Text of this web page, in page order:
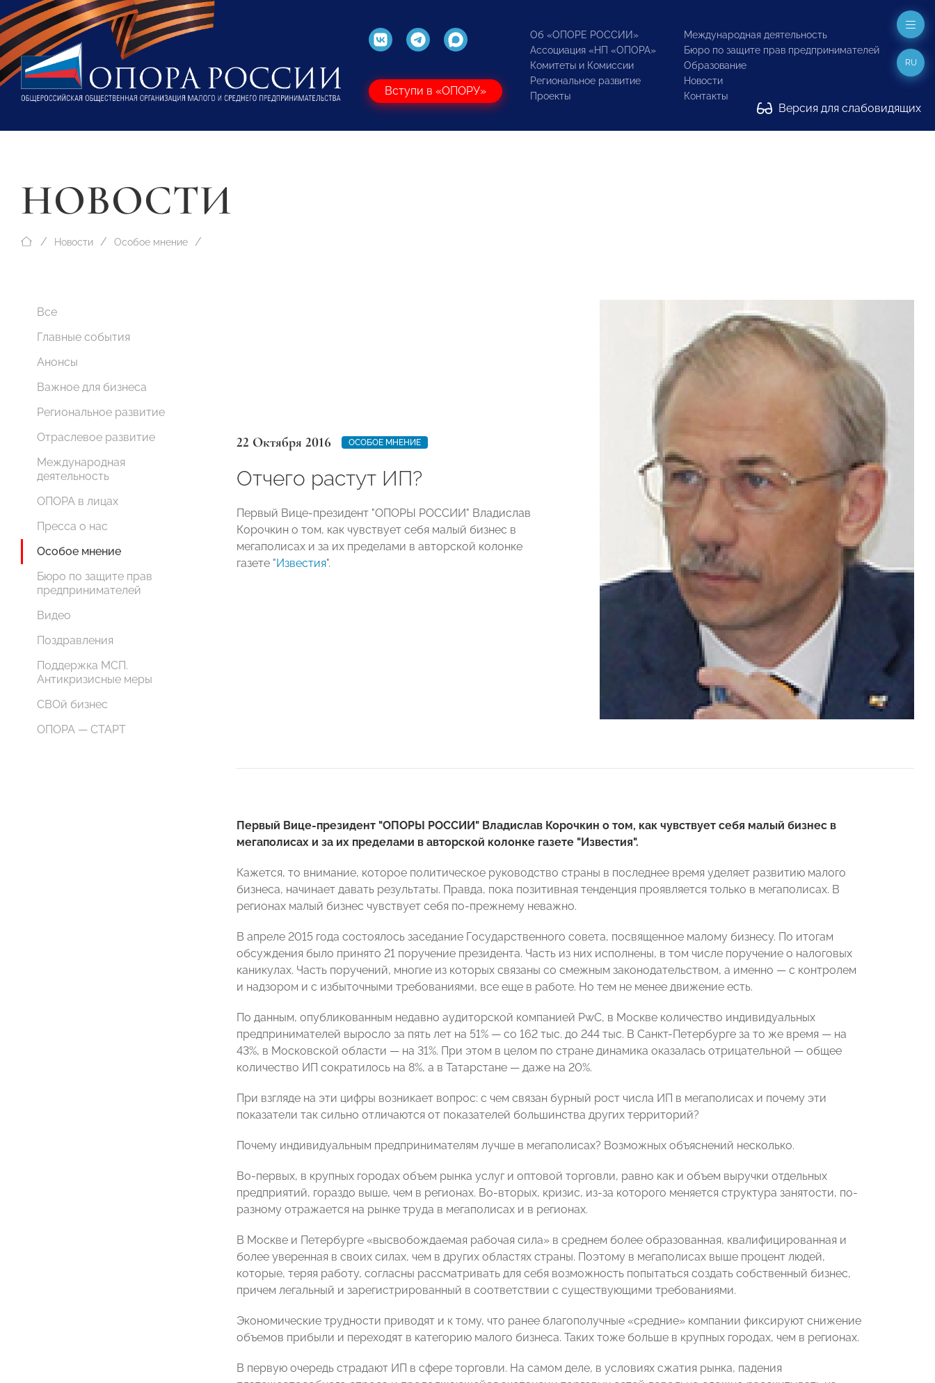
Вступи в «ОПОРУ»
Об «ОПОРЕ РОССИИ»
Ассоциация «НП «ОПОРА»
Комитеты и Комиссии
Региональное развитие
Проекты
Международная деятельность
Бюро по защите прав предпринимателей
Образование
Новости
Контакты
Версия для слабовидящих
RU
НОВОСТИ
Новости Особое мнение
Все
Главные события
Анонсы
Важное для бизнеса
Региональное развитие
Отраслевое развитие
Международная
деятельность
ОПОРА в лицах
Пресса о нас
Особое мнение
Бюро по защите прав
предпринимателей
Видео
Поздравления
Поддержка МСП.
Антикризисные меры
СВОй бизнес
ОПОРА — СТАРТ
22 Октября 2016 ОСОБОЕ МНЕНИЕ
Отчего растут ИП?
Первый Вице-президент "ОПОРЫ РОССИИ" Владислав
Корочкин о том, как чувствует себя малый бизнес в
мегаполисах и за их пределами в авторской колонке
газете "Известия".
Первый Вице-президент "ОПОРЫ РОССИИ" Владислав Корочкин о том, как чувствует себя малый бизнес в
мегаполисах и за их пределами в авторской колонке газете "Известия".
Кажется, то внимание, которое политическое руководство страны в последнее время уделяет развитию малого
бизнеса, начинает давать результаты. Правда, пока позитивная тенденция проявляется только в мегаполисах. В
регионах малый бизнес чувствует себя по-прежнему неважно.
В апреле 2015 года состоялось заседание Государственного совета, посвященное малому бизнесу. По итогам
обсуждения было принято 21 поручение президента. Часть из них исполнены, в том числе поручение о налоговых
каникулах. Часть поручений, многие из которых связаны со смежным законодательством, а именно — с контролем
и надзором и с избыточными требованиями, все еще в работе. Но тем не менее движение есть.
По данным, опубликованным недавно аудиторской компанией PwC, в Москве количество индивидуальных
предпринимателей выросло за пять лет на 51% — со 162 тыс. до 244 тыс. В Санкт-Петербурге за то же время — на
43%, в Московской области — на 31%. При этом в целом по стране динамика оказалась отрицательной — общее
количество ИП сократилось на 8%, а в Татарстане — даже на 20%.
При взгляде на эти цифры возникает вопрос: с чем связан бурный рост числа ИП в мегаполисах и почему эти
показатели так сильно отличаются от показателей большинства других территорий?
Почему индивидуальным предпринимателям лучше в мегаполисах? Возможных объяснений несколько.
Во-первых, в крупных городах объем рынка услуг и оптовой торговли, равно как и объем выручки отдельных
предприятий, гораздо выше, чем в регионах. Во-вторых, кризис, из-за которого меняется структура занятости, по-
разному отражается на рынке труда в мегаполисах и в регионах.
В Москве и Петербурге «высвобождаемая рабочая сила» в среднем более образованная, квалифицированная и
более уверенная в своих силах, чем в других областях страны. Поэтому в мегаполисах выше процент людей,
которые, теряя работу, согласны рассматривать для себя возможность попытаться создать собственный бизнес,
причем легальный и зарегистрированный в соответствии с существующими требованиями.
Экономические трудности приводят и к тому, что ранее благополучные «средние» компании фиксируют снижение
объемов прибыли и переходят в категорию малого бизнеса. Таких тоже больше в крупных городах, чем в регионах.
В первую очередь страдают ИП в сфере торговли. На самом деле, в условиях сжатия рынка, падения